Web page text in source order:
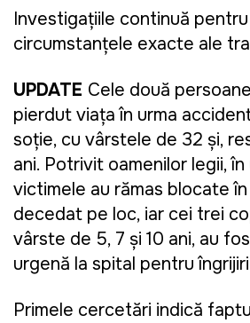
Investigațiile continuă
circumstanțele exacte ale
UPDATE Cele două
pierdut viața în urma
soție, cu vârstele de 32 și,
ani. Potrivit oamenilor legii,
victimele au rămas blocate în
decedat pe loc, iar cei trei
vârste de 5, 7 și 10 ani, au
urgență la spital pentru
Primele cercetări indică